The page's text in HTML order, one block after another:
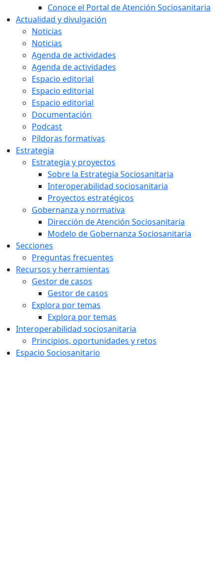
Conoce el Portal de Atención Sociosanitaria
Actualidad y divulgación
Noticias
Noticias
Agenda de actividades
Agenda de actividades
Espacio editorial
Espacio editorial
Espacio editorial
Documentación
Podcast
Píldoras formativas
Estrategia
Estrategia y proyectos
Sobre la Estrategia Sociosanitaria
Interoperabilidad sociosanitaria
Proyectos estratégicos
Gobernanza y normativa
Dirección de Atención Sociosanitaria
Modelo de Gobernanza Sociosanitaria
Secciones
Preguntas frecuentes
Recursos y herramientas
Gestor de casos
Gestor de casos
Explora por temas
Explora por temas
Interoperabilidad sociosanitaria
Principios, oportunidades y retos
Espacio Sociosanitario